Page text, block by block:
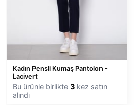
Kadın Pensli Kumaş Pantolon -
Lacivert
Bu ürünle birlikte 3 kez satın
alındı